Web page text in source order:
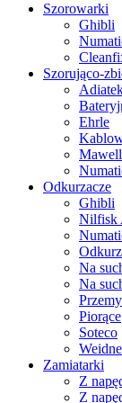
Szorowarki
Ghibli
Szorująco-
Ehrle
Mawell
Odkurzacze
Ghibli
Nilfisk
Na
Na
Piorące
Soteco
Zamiatarki
Z
Z